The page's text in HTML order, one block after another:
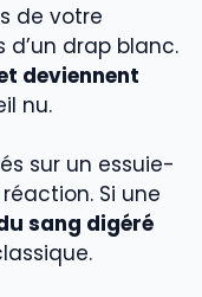
de votre
drap blanc.
deviennent
nu.
sur un essuie-
Si une
sang digéré